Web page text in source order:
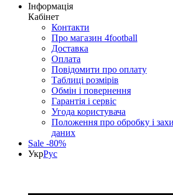
Інформація
Кабінет
Контакти
Про магазин 4football
Доставка
Оплата
Повідомити про оплату
Таблиці розмірів
Обмін і повернення
Гарантія і сервіс
Угода користувача
Положення про обробку і
даних
Sale -80%
УкрРус